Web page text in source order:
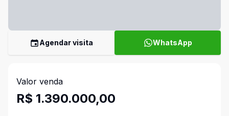
Agendar visita WhatsApp
Valor venda
R$ 1.390.000,00